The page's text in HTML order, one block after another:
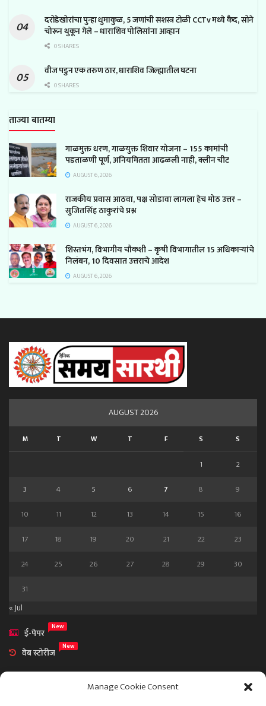
Manage Cookie Consent
दरोडेखोरांचा पुन्हा धुमाकुळ, 5 जणांची सशस्त्र टोळी CCTv मध्ये कैद, सोने
चोरून थुकून गेले – धाराशिव पोलिसांना आव्हान
0 SHARES
वीज पडुन एक तरुण ठार, धाराशिव जिल्ह्यातील घटना
0 SHARES
ताज्या बातम्या
गाळमुक्त धरण, गाळयुक्त शिवार योजना – 155 कामांची
पडताळणी पूर्ण, अनियमितता आढळली नाही, क्लीन चीट
AUGUST 6, 2026
राजकीय प्रवास आठवा, पक्ष सोडावा लागला हेच मोठ उत्तर –
सुजितसिंह ठाकुरांचे प्रश्न
AUGUST 6, 2026
शिस्तभंग, विभागीय चौकशी – कृषी विभागातील 15 अधिकाऱ्यांचे
निलंबन, 10 दिवसात उत्तराचे आदेश
AUGUST 6, 2026
AUGUST 2026
M T W T F S S
1
2
3
4 5 6 7 8
9
10
11 12 13 14 15
16
17
18 19 20 21 22
23
24
25 26 27 28 29
30
31
« Jul
ई-पेपर
New
वेब स्टोरीज New